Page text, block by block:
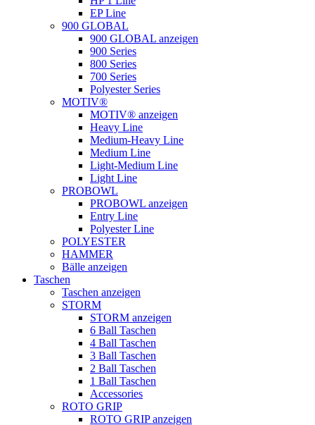
EP Line
900 GLOBAL
900 GLOBAL anzeigen
900 Series
800 Series
700 Series
Polyester Series
MOTIV®
MOTIV® anzeigen
Heavy Line
Medium-Heavy Line
Medium Line
Light-Medium Line
Light Line
PROBOWL
PROBOWL anzeigen
Entry Line
Polyester Line
POLYESTER
HAMMER
Bälle anzeigen
Taschen
Taschen anzeigen
STORM
STORM anzeigen
6 Ball Taschen
4 Ball Taschen
3 Ball Taschen
2 Ball Taschen
1 Ball Taschen
Accessories
ROTO GRIP
ROTO GRIP anzeigen